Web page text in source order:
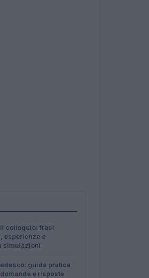
colloquio: frasi
esperienze e
simulazioni
guida pratica
e risposte